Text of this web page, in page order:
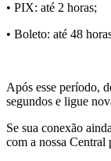
• PIX: até 2 horas;
• Boleto: até 48
Após esse período,
segundos e ligue
Se sua conexão
com a nossa Central